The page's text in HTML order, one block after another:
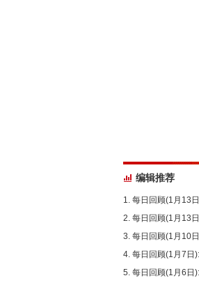
编辑推荐
每日回顾(1月13
每日回顾(1月13
每日回顾(1月10
每日回顾(1月7日
每日回顾(1月6日